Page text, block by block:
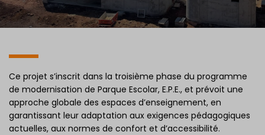
Ce projet s’inscrit dans la troisième phase du programme
de modernisation de Parque Escolar, E.P.E., et prévoit une
approche globale des espaces d’enseignement, en
garantissant leur adaptation aux exigences pédagogiques
actuelles, aux normes de confort et d’accessibilité.